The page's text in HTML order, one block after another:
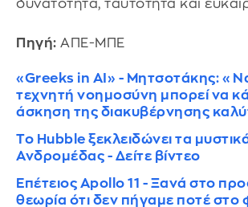
δυνατότητα, ταυτότητα και
Πηγή: ΑΠΕ-ΜΠΕ
«Greeks in AI» - Μητσοτάκης:
τεχνητή νοημοσύνη μπορεί να
άσκηση της διακυβέρνησης
To Hubble ξεκλειδώνει τα
Ανδρομέδας - Δείτε βίντεο
Επέτειος Apollo 11 - Ξανά στο
θεωρία ότι δεν πήγαμε ποτέ στο